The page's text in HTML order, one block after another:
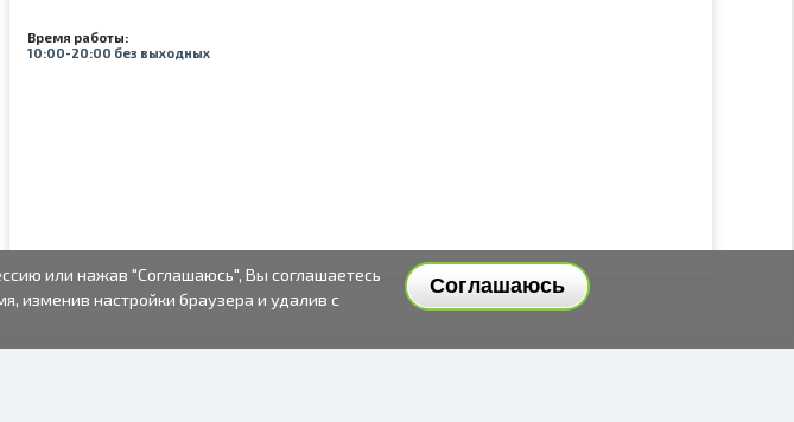
Время работы:
10:00-20:00 без выходных
Соглашаюсь
или нажав "Соглашаюсь", Вы соглашаетесь
изменив настройки браузера и удалив с